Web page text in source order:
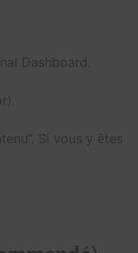
Dashboard.
Si vous y êtes